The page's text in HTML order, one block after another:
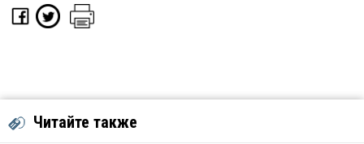
Читайте также